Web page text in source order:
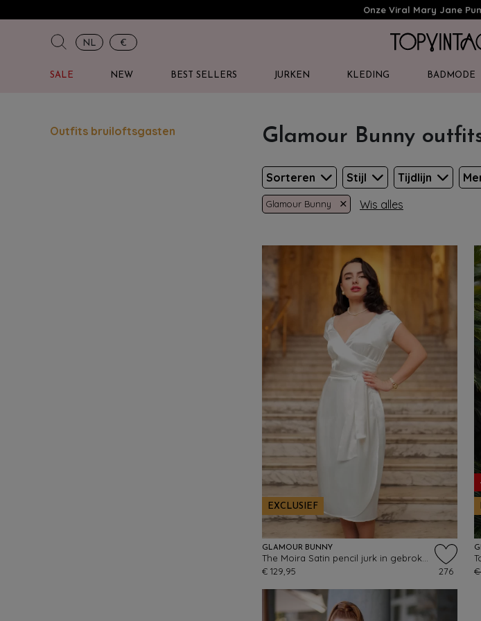
Onze Viral Mary Jane
NL €
SALE NEW BEST SELLERS JURKEN KLEDING BADMODE
Outfits bruiloftsgasten Glamour Bunny
Sorteren Stijl Tijdlijn
Glamour Bunny × Wis alles
EXCLUSIEF
GLAMOUR BUNNY
€ 129,95
276
€